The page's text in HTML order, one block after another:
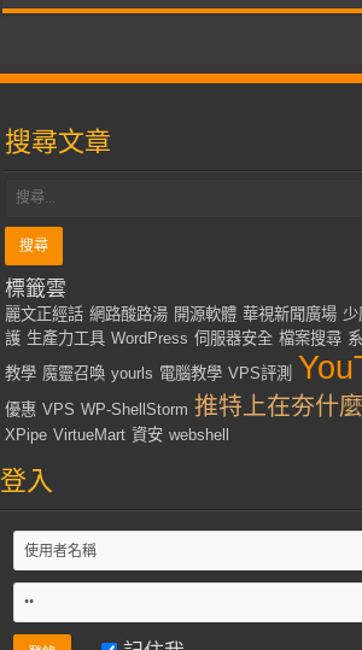
搜尋文章
標籤雲
麗文正經話 網路酸路湯 開源軟體 華視新聞廣場
護 生產力工具 WordPress 伺服器安全 檔案搜尋
教學 魔靈召喚 yourls 電腦教學 VPS評測
優惠 VPS WP-ShellStorm 推特上在夯什麼
XPipe VirtueMart 資安 webshell
登入